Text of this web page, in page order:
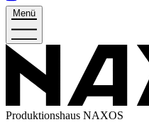
Menü
Produktionshaus NAXOS